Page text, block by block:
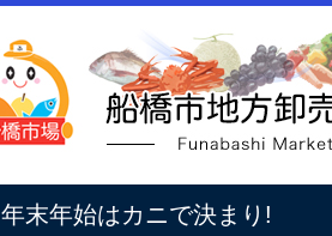
年末年始はカニで決まり!